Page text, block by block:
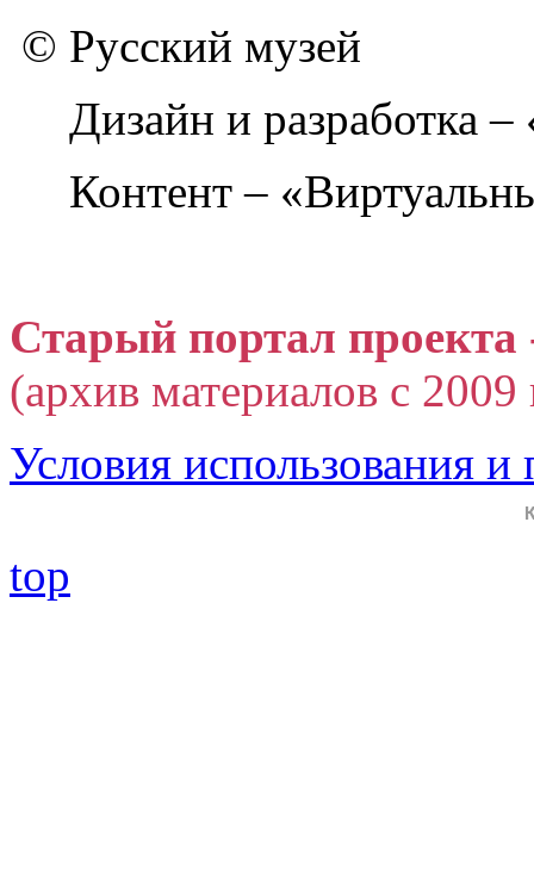
© Русский музей
Дизайн и разработка
Контент –
Старый портал
(архив материалов с
Условия использования
top